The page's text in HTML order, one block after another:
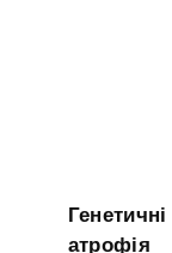
атрофія